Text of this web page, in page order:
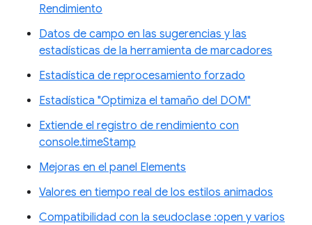
Rendimiento
Datos de campo en las sugerencias y las
estadísticas de la herramienta de marcadores
Estadística de reprocesamiento forzado
Estadística "Optimiza el tamaño del DOM"
Extiende el registro de rendimiento con
console.timeStamp
Mejoras en el panel Elements
Valores en tiempo real de los estilos animados
Compatibilidad con la seudoclase :open y varios